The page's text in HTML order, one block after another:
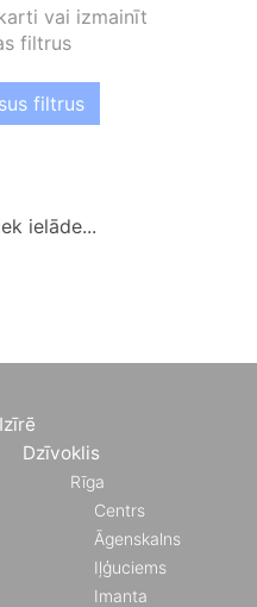
vai izmainīt
filtrus
filtrus
ielāde...
Izīrē
Dzīvoklis
Rīga
Centrs
Āgenskalns
Iļģuciems
Imanta